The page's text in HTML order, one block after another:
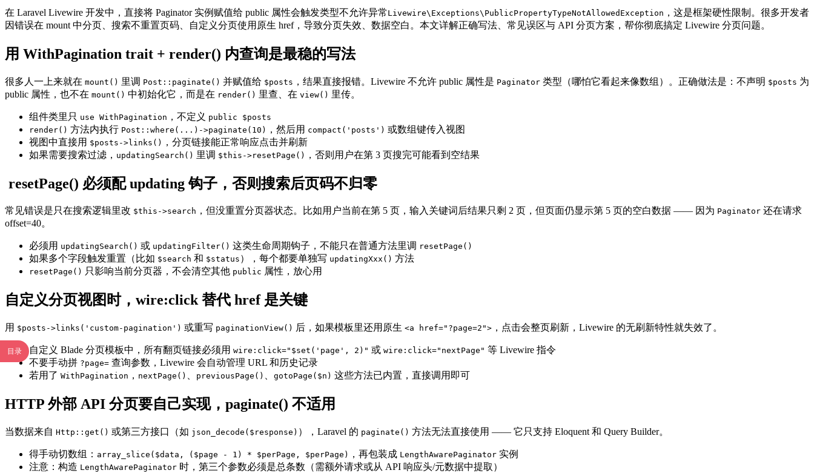
目录
在 Laravel Livewire 开发中，直接将 Paginator 实例赋值给 public 属性会触发类型不允许异常 Livewire\Exceptions\PublicPropertyTypeNotAllowedException ，这是框架硬性限制。很多开发者
因错误在 mount 中分页、搜索不重置页码、自定义分页使用原生 href，导致分页失效、数据空白。本文详解正确写法、常见误区与 API 分页方案，帮你彻底搞定 Livewire 分页问题。
用 WithPagination trait + render() 内查询是最稳的写法
很多人一上来就在 mount() 里调 Post::paginate() 并赋值给 $posts ，结果直接报错。Livewire 不允许 public 属性是 Paginator 类型（哪怕它看起来像数组）。正确做法是：不声明 $posts 为
public 属性，也不在 mount() 中初始化它，而是在 render() 里查、在 view() 里传。
组件类里只 use WithPagination ，不定义 public $posts
render() 方法内执行 Post::where(...)->paginate(10) ，然后用 compact('posts') 或数组键传入视图
视图中直接用 $posts->links()
，分页链接能正常响应点击并刷新
如果需要搜索过滤， updatingSearch() 里调 $this->resetPage() ，否则用户在第 3 页搜完可能看到空结果
resetPage() 必须配 updating 钩子，否则搜索后页码不归零
常见错误是只在搜索逻辑里改 $this->search ，但没重置分页器状态。比如用户当前在第 5 页，输入关键词后结果只剩 2 页，但页面仍显示第 5 页的空白数据 —— 因为 Paginator 还在请求
offset=40。
必须用 updatingSearch() 或 updatingFilter() 这类生命周期钩子，不能只在普通方法里调 resetPage()
如果多个字段触发重置（比如 $search 和 $status ），每个都要单独写 updatingXxx() 方法
resetPage() 只影响当前分页器，不会清空其他 public 属性，放心用
自定义分页视图时，wire:click 替代 href 是关键
用 $posts->links('custom-pagination') 或重写 paginationView() 后，如果模板里还用原生 <a href="?page=2"> ，点击会整页刷新，Livewire 的无刷新特性就失效了。
自定义 Blade 分页模板中，所有翻页链接必须用 wire:click="$set('page', 2)" 或 wire:click="nextPage" 等 Livewire 指令
不要手动拼 ?page= 查询参数，Livewire 会自动管理 URL 和历史记录
若用了 WithPagination ， nextPage() previousPage() gotoPage($n) 这些方法已内置，直接调用即可
HTTP 外部 API 分页要自己实现，paginate() 不适用
当数据来自 Http::get() 或第三方接口（如 json_decode($response) ），Laravel 的 paginate() 方法无法直接使用 —— 它只支持 Eloquent 和 Query Builder。
得手动切数组： array_slice($data, ($page - 1) * $perPage, $perPage) ，再包装成 LengthAwarePaginator 实例
注意：构造 LengthAwarePaginator 时，第三个参数必须是总条数（需额外请求或从 API 响应头/元数据中提取）